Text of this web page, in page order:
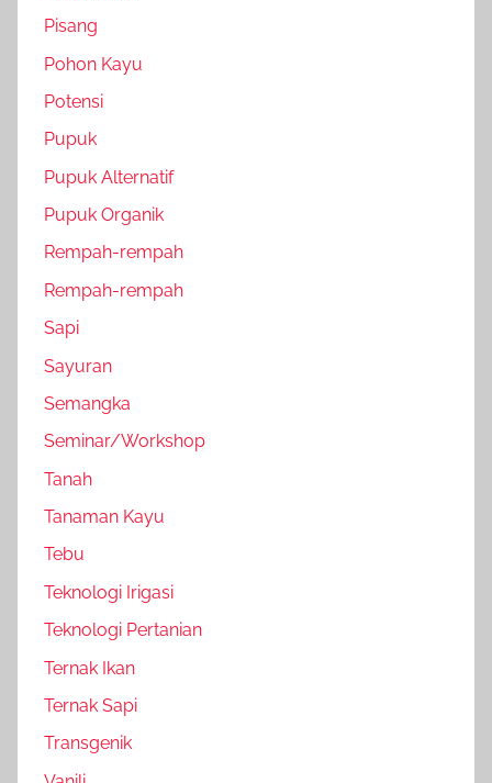
Pisang
Pohon Kayu
Potensi
Pupuk
Pupuk Alternatif
Pupuk Organik
Rempah-rempah
Rempah-rempah
Sapi
Sayuran
Semangka
Seminar/Workshop
Tanah
Tanaman Kayu
Tebu
Teknologi Irigasi
Teknologi Pertanian
Ternak Ikan
Ternak Sapi
Transgenik